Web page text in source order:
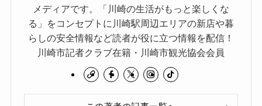
メディアです。「川崎の生活がもっと楽しくな
る」をコンセプトに川崎駅周辺エリアの新店や暮
らしの安全情報など読者が役に立つ情報を配信！
川崎市記者クラブ在籍・川崎市観光協会会員